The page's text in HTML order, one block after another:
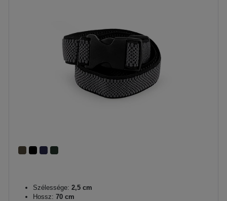
Szélessége: 2,5 cm
Hossz: 70 cm